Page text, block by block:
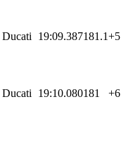
Ducati 19:09.387181.1
Ducati 19:10.080181